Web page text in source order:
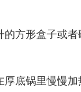
的方形盒子或
厚底锅里慢慢